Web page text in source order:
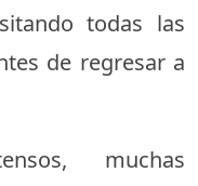
todas las
de regresar a
muchas